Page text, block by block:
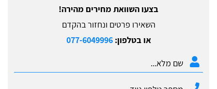
בצעו השוואת מחירים מהירה!
השאירו פרטים ונחזור בהקדם
או בטלפון:077-6049996